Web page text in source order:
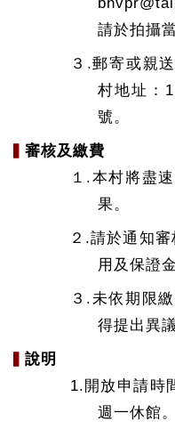
請於拍攝
３.郵寄或親
村地址：
號。
▍審核及繳費
１.本村將盡
果。
２.請於通知審
用及保證
３.未依期限繳
得提出異議
▍說明
1.開放申請時
週一休館。